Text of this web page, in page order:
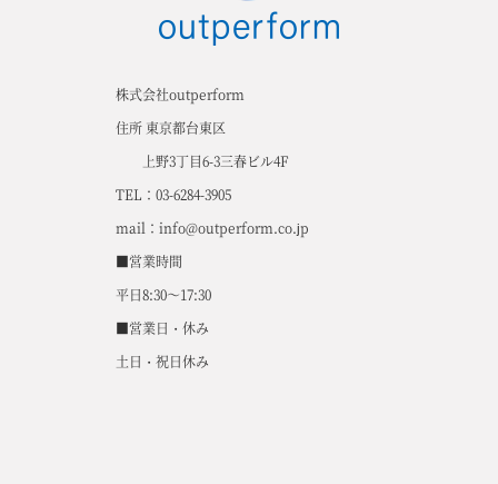
株式会社outperform
住所 東京都台東区
上野3丁目6-3三春ビル4F
TEL：03-6284-3905
mail：info@outperform.co.jp
■営業時間
平日8:30～17:30
■営業日・休み
土日・祝日休み